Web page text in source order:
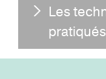
Les
pratiqués